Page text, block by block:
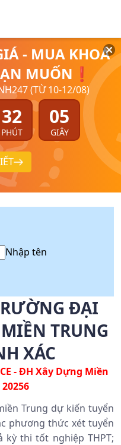
- MUA KHOÁ
MUỐN❗
(TỪ 10-12/08)
32
PHÚT
05
GIÂY
Nhập tên
ĐẠI
TRUNG
XÁC
- ĐH Xây Dựng Miền
Trung dự kiến tuyển
phương thức xét tuyển
kỳ thi tốt nghiệp THPT;